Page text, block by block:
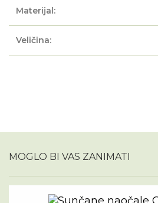
Materijal:
Veličina:
MOGLO BI VAS ZANIMATI